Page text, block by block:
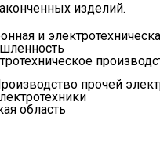
изделий.
и
прочей
область